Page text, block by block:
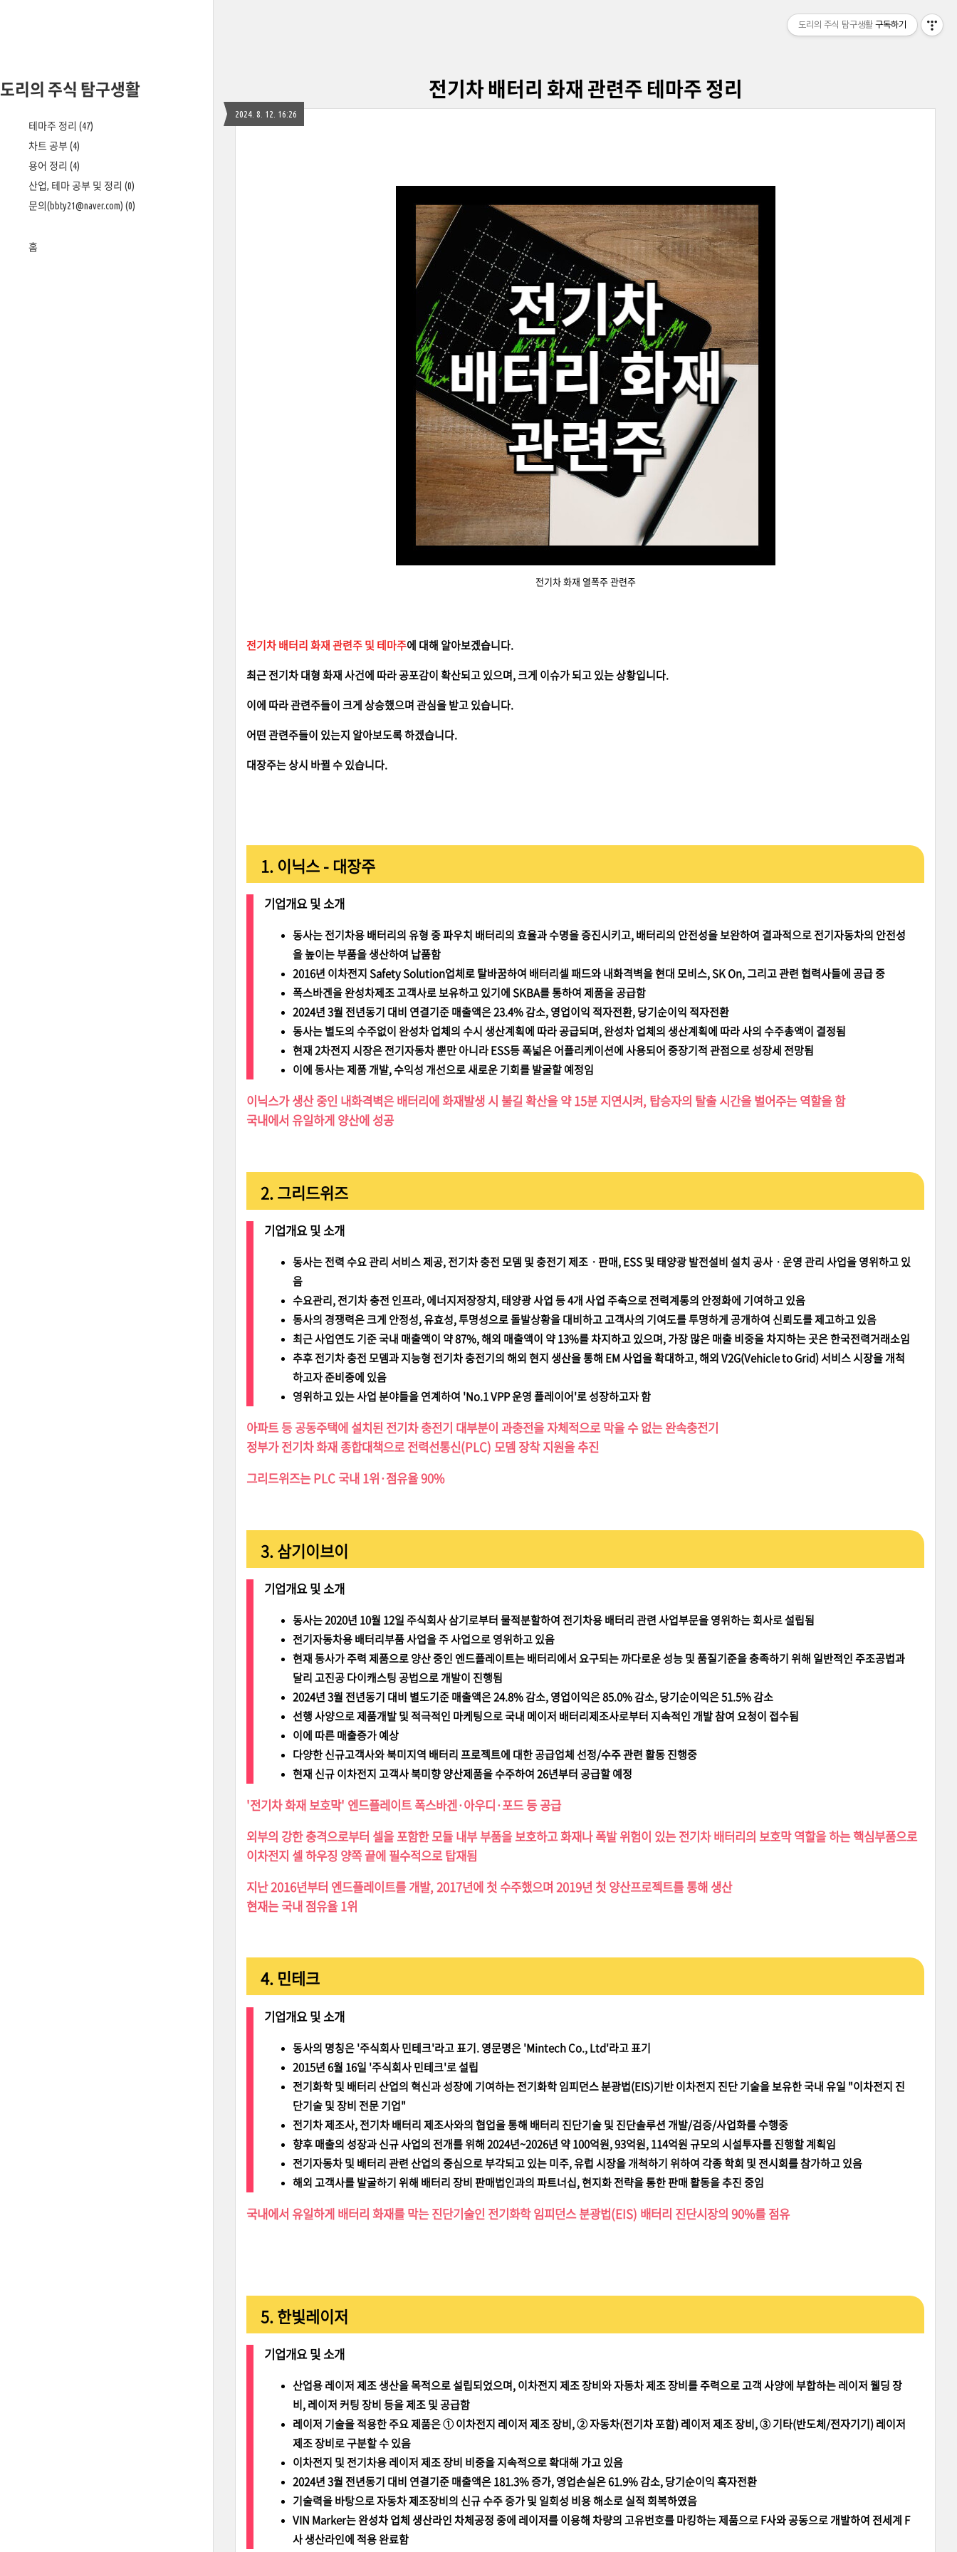
도리의 주식 탐구생활
테마주 정리 (47)
차트 공부 (4)
용어 정리 (4)
산업, 테마 공부 및 정리 (0)
문의(bbty21@naver.com) (0)
홈
전기차 배터리 화재 관련주 테마주 정리
2024. 8. 12. 16:26
전기차 화재 열폭주 관련주
전기차 배터리 화재 관련주 및 테마주에 대해 알아보겠습니다.
최근 전기차 대형 화재 사건에 따라 공포감이 확산되고 있으며, 크게 이슈가 되고 있는 상황입니다.
이에 따라 관련주들이 크게 상승했으며 관심을 받고 있습니다.
어떤 관련주들이 있는지 알아보도록 하겠습니다.
대장주는 상시 바뀔 수 있습니다.
1. 이닉스 - 대장주
기업개요 및 소개
동사는 전기차용 배터리의 유형 중 파우치 배터리의 효율과 수명을 증진시키고, 배터리의 안전성을 보완하여 결과적으로 전기자동차의 안전성
을 높이는 부품을 생산하여 납품함
2016년 이차전지 Safety Solution업체로 탈바꿈하여 배터리셀 패드와 내화격벽을 현대 모비스, SK On, 그리고 관련 협력사들에 공급 중
폭스바겐을 완성차제조 고객사로 보유하고 있기에 SKBA를 통하여 제품을 공급함
2024년 3월 전년동기 대비 연결기준 매출액은 23.4% 감소, 영업이익 적자전환, 당기순이익 적자전환
동사는 별도의 수주없이 완성차 업체의 수시 생산계획에 따라 공급되며, 완성차 업체의 생산계획에 따라 사의 수주총액이 결정됨
현재 2차전지 시장은 전기자동차 뿐만 아니라 ESS등 폭넓은 어플리케이션에 사용되어 중장기적 관점으로 성장세 전망됨
이에 동사는 제품 개발, 수익성 개선으로 새로운 기회를 발굴할 예정임
이닉스가 생산 중인 내화격벽은 배터리에 화재발생 시 불길 확산을 약 15분 지연시켜, 탑승자의 탈출 시간을 벌어주는 역할을 함
국내에서 유일하게 양산에 성공
2. 그리드위즈
기업개요 및 소개
동사는 전력 수요 관리 서비스 제공, 전기차 충전 모뎀 및 충전기 제조ㆍ판매, ESS 및 태양광 발전설비 설치 공사ㆍ운영 관리 사업을 영위하고 있
음
수요관리, 전기차 충전 인프라, 에너지저장장치, 태양광 사업 등 4개 사업 주축으로 전력계통의 안정화에 기여하고 있음
동사의 경쟁력은 크게 안정성, 유효성, 투명성으로 돌발상황을 대비하고 고객사의 기여도를 투명하게 공개하여 신뢰도를 제고하고 있음
최근 사업연도 기준 국내 매출액이 약 87%, 해외 매출액이 약 13%를 차지하고 있으며, 가장 많은 매출 비중을 차지하는 곳은 한국전력거래소임
추후 전기차 충전 모뎀과 지능형 전기차 충전기의 해외 현지 생산을 통해 EM 사업을 확대하고, 해외 V2G(Vehicle to Grid) 서비스 시장을 개척
하고자 준비중에 있음
영위하고 있는 사업 분야들을 연계하여 'No.1 VPP 운영 플레이어'로 성장하고자 함
아파트 등 공동주택에 설치된 전기차 충전기 대부분이 과충전을 자체적으로 막을 수 없는 완속충전기
정부가 전기차 화재 종합대책으로 전력선통신(PLC) 모뎀 장착 지원을 추진
그리드위즈는 PLC 국내 1위·점유율 90%
3. 삼기이브이
기업개요 및 소개
동사는 2020년 10월 12일 주식회사 삼기로부터 물적분할하여 전기차용 배터리 관련 사업부문을 영위하는 회사로 설립됨
전기자동차용 배터리부품 사업을 주 사업으로 영위하고 있음
현재 동사가 주력 제품으로 양산 중인 엔드플레이트는 배터리에서 요구되는 까다로운 성능 및 품질기준을 충족하기 위해 일반적인 주조공법과
달리 고진공 다이캐스팅 공법으로 개발이 진행됨
2024년 3월 전년동기 대비 별도기준 매출액은 24.8% 감소, 영업이익은 85.0% 감소, 당기순이익은 51.5% 감소
선행 사양으로 제품개발 및 적극적인 마케팅으로 국내 메이저 배터리제조사로부터 지속적인 개발 참여 요청이 접수됨
이에 따른 매출증가 예상
다양한 신규고객사와 북미지역 배터리 프로젝트에 대한 공급업체 선정/수주 관련 활동 진행중
현재 신규 이차전지 고객사 북미향 양산제품을 수주하여 26년부터 공급할 예정
'전기차 화재 보호막' 엔드플레이트 폭스바겐·아우디·포드 등 공급
외부의 강한 충격으로부터 셀을 포함한 모듈 내부 부품을 보호하고 화재나 폭발 위험이 있는 전기차 배터리의 보호막 역할을 하는 핵심부품으로
이차전지 셀 하우징 양쪽 끝에 필수적으로 탑재됨
지난 2016년부터 엔드플레이트를 개발, 2017년에 첫 수주했으며 2019년 첫 양산프로젝트를 통해 생산
현재는 국내 점유율 1위
4. 민테크
기업개요 및 소개
동사의 명칭은 '주식회사 민테크'라고 표기. 영문명은 'Mintech Co., Ltd'라고 표기
2015년 6월 16일 '주식회사 민테크'로 설립
전기화학 및 배터리 산업의 혁신과 성장에 기여하는 전기화학 임피던스 분광법(EIS)기반 이차전지 진단 기술을 보유한 국내 유일 "이차전지 진
단기술 및 장비 전문 기업"
전기차 제조사, 전기차 배터리 제조사와의 협업을 통해 배터리 진단기술 및 진단솔루션 개발/검증/사업화를 수행중
향후 매출의 성장과 신규 사업의 전개를 위해 2024년~2026년 약 100억원, 93억원, 114억원 규모의 시설투자를 진행할 계획임
전기자동차 및 배터리 관련 산업의 중심으로 부각되고 있는 미주, 유럽 시장을 개척하기 위하여 각종 학회 및 전시회를 참가하고 있음
해외 고객사를 발굴하기 위해 배터리 장비 판매법인과의 파트너십, 현지화 전략을 통한 판매 활동을 추진 중임
국내에서 유일하게 배터리 화재를 막는 진단기술인 전기화학 임피던스 분광법(EIS) 배터리 진단시장의 90%를 점유
5. 한빛레이저
기업개요 및 소개
산업용 레이저 제조 생산을 목적으로 설립되었으며, 이차전지 제조 장비와 자동차 제조 장비를 주력으로 고객 사양에 부합하는 레이저 웰딩 장
비, 레이저 커팅 장비 등을 제조 및 공급함
레이저 기술을 적용한 주요 제품은 ① 이차전지 레이저 제조 장비, ② 자동차(전기차 포함) 레이저 제조 장비, ③ 기타(반도체/전자기기) 레이저
제조 장비로 구분할 수 있음
이차전지 및 전기차용 레이저 제조 장비 비중을 지속적으로 확대해 가고 있음
2024년 3월 전년동기 대비 연결기준 매출액은 181.3% 증가, 영업손실은 61.9% 감소, 당기순이익 흑자전환
기술력을 바탕으로 자동차 제조장비의 신규 수주 증가 및 일회성 비용 해소로 실적 회복하였음
VIN Marker는 완성차 업체 생산라인 차체공정 중에 레이저를 이용해 차량의 고유번호를 마킹하는 제품으로 F사와 공동으로 개발하여 전세계 F
사 생산라인에 적용 완료함
도리의 주식 탐구생활 구독하기